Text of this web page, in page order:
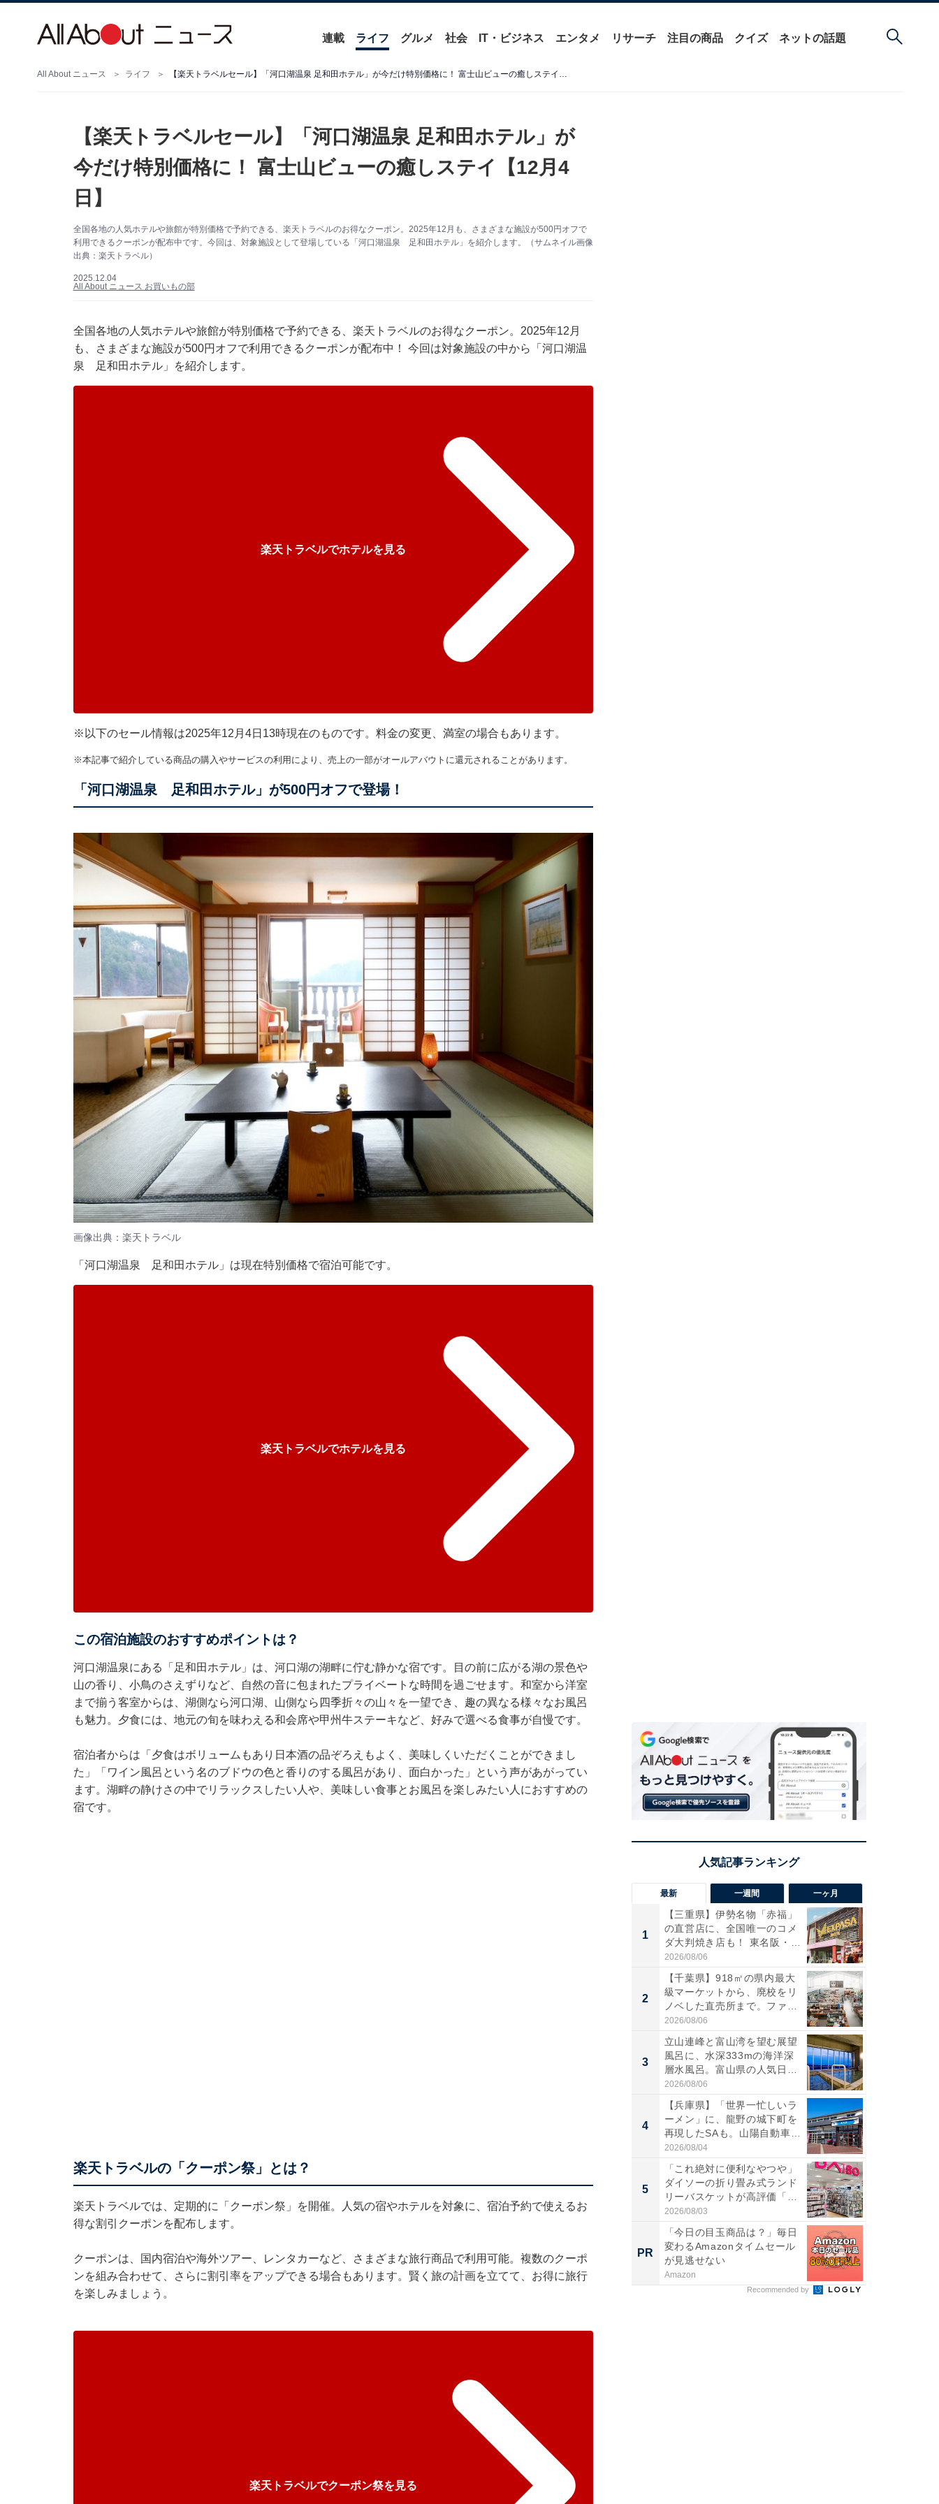
連載 ライフ グルメ 社会 IT・ビジネス エンタメ リサーチ 注目の商品 クイズ ネットの話題
All About ニュース ライフ 【楽天トラベルセール】「河口湖温泉 足和田ホテル」が今だけ特別価格に！ 富士山ビューの癒しステイ【12月4日】
【楽天トラベルセール】「河口湖温泉 足和田ホテル」が
今だけ特別価格に！ 富士山ビューの癒しステイ【12月4
日】
全国各地の人気ホテルや旅館が特別価格で予約できる、楽天トラベルのお得なクーポン。2025年12月も、さまざまな施設が500円オフで
利用できるクーポンが配布中です。今回は、対象施設として登場している「河口湖温泉 足和田ホテル」を紹介します。（サムネイル画像
出典：楽天トラベル）
2025.12.04
All About ニュース お買いもの部
全国各地の人気ホテルや旅館が特別価格で予約できる、楽天トラベルのお得なクーポン。2025年12月
も、さまざまな施設が500円オフで利用できるクーポンが配布中！ 今回は対象施設の中から「河口湖温
泉 足和田ホテル」を紹介します。
楽天トラベルでホテルを見る
※以下のセール情報は2025年12月4日13時現在のものです。料金の変更、満室の場合もあります。
※本記事で紹介している商品の購入やサービスの利用により、売上の一部がオールアバウトに還元されることがあります。
「河口湖温泉 足和田ホテル」が500円オフで登場！
画像出典：楽天トラベル
「河口湖温泉 足和田ホテル」は現在特別価格で宿泊可能です。
楽天トラベルでホテルを見る
この宿泊施設のおすすめポイントは？
河口湖温泉にある「足和田ホテル」は、河口湖の湖畔に佇む静かな宿です。目の前に広がる湖の景色や
山の香り、小鳥のさえずりなど、自然の音に包まれたプライベートな時間を過ごせます。和室から洋室
まで揃う客室からは、湖側なら河口湖、山側なら四季折々の山々を一望でき、趣の異なる様々なお風呂
も魅力。夕食には、地元の旬を味わえる和会席や甲州牛ステーキなど、好みで選べる食事が自慢です。
宿泊者からは「夕食はボリュームもあり日本酒の品ぞろえもよく、美味しくいただくことができまし
た」「ワイン風呂という名のブドウの色と香りのする風呂があり、面白かった」という声があがってい
ます。湖畔の静けさの中でリラックスしたい人や、美味しい食事とお風呂を楽しみたい人におすすめの
宿です。
楽天トラベルの「クーポン祭」とは？
楽天トラベルでは、定期的に「クーポン祭」を開催。人気の宿やホテルを対象に、宿泊予約で使えるお
得な割引クーポンを配布します。
クーポンは、国内宿泊や海外ツアー、レンタカーなど、さまざまな旅行商品で利用可能。複数のクーポ
ンを組み合わせて、さらに割引率をアップできる場合もあります。賢く旅の計画を立てて、お得に旅行
を楽しみましょう。
楽天トラベルでクーポン祭を見る
最新 一週間 一ヶ月
1
【三重県】伊勢名物「赤福」
の直営店に、全国唯一のコメ
ダ大判焼き店も！ 東名阪・
伊...
2026/08/06
2
【千葉県】918㎡の県内最大
級マーケットから、廃校をリ
ノベした直売所まで。ファ
ー...
2026/08/06
3
立山連峰と富山湾を望む展望
風呂に、水深333mの海洋深
層水風呂。富山県の人気日
帰...
2026/08/06
4
【兵庫県】「世界一忙しいラ
ーメン」に、龍野の城下町を
再現したSAも。山陽自動車
道...
2026/08/04
5
「これ絶対に便利なやつや」
ダイソーの折り畳み式ランド
リーバスケットが高評価「使
わ...
2026/08/03
PR
「今日の目玉商品は？」毎日
変わるAmazonタイムセール
が見逃せない
Amazon
Recommended by